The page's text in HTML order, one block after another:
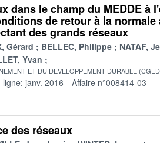
dans le champ du MEDDE à
de retour à la normale
des grands réseaux
Gérard BELLEC, Philippe
NATAF,
Yvan
ET DU DEVELOPPEMENT DURABLE
ligne: janv. 2016 Affaire n°008414-03
des réseaux